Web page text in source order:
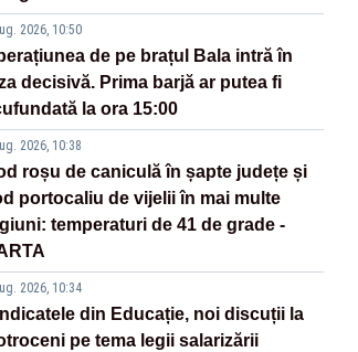
2026, 10:50
de pe brațul Bala intră în
decisivă. Prima barjă ar putea fi
la ora 15:00
2026, 10:38
roșu de caniculă în șapte județe și
portocaliu de vijelii în mai multe
temperaturi de 41 de grade -
2026, 10:34
din Educație, noi discuții la
pe tema legii salarizării